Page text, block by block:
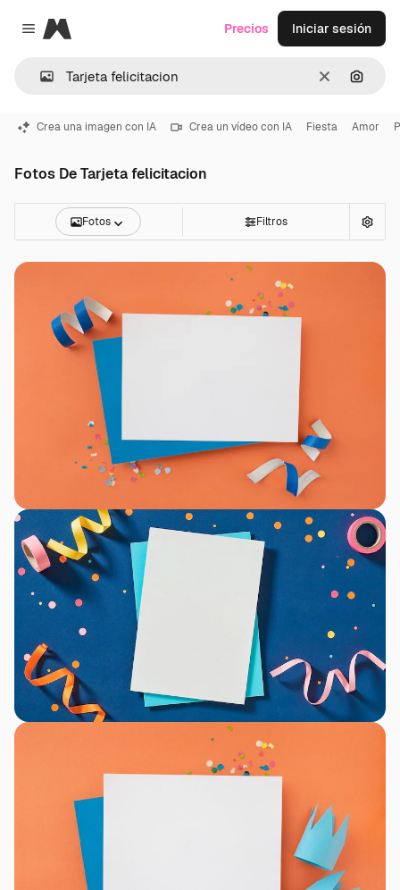
Close menu
Magnific
Borrar
Precios Iniciar sesión
Crea una imagen con IA Crea un vídeo con IA Fiesta Amor
Fotos De Tarjeta felicitacion
Fotos Filtros